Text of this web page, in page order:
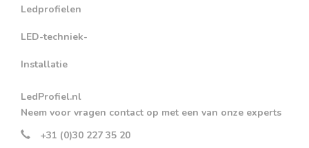
Ledprofielen
LED-techniek-
Installatie
LedProfiel.nl
Neem voor vragen contact op met een van onze experts
+31 (0)30 227 35 20